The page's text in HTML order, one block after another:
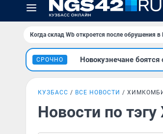
Когда склад Wb откроется после обрушения в
СРОЧНО Новокузнечане
КУЗБАСС ВСЕ НОВОСТИ
Новости по